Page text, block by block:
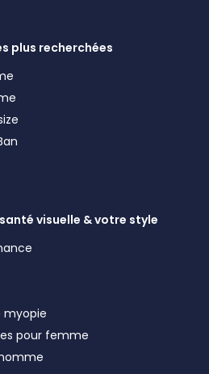
plus recherchées
visuelle & votre style
myopie
pour femme